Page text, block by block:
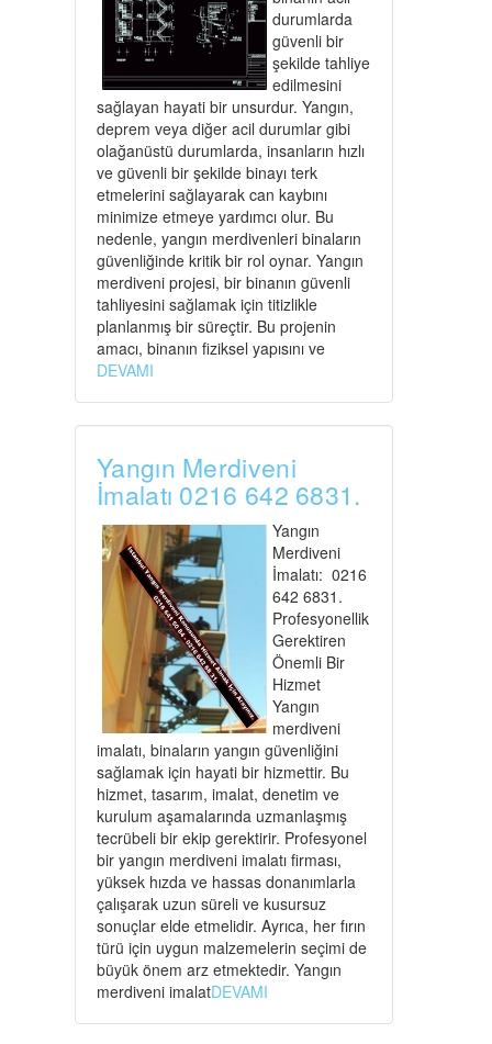
durumlarda
güvenli bir
şekilde tahliye
edilmesini
sağlayan hayati bir unsurdur. Yangın,
deprem veya diğer acil durumlar gibi
olağanüstü durumlarda, insanların hızlı
ve güvenli bir şekilde binayı terk
etmelerini sağlayarak can kaybını
minimize etmeye yardımcı olur. Bu
nedenle, yangın merdivenleri binaların
güvenliğinde kritik bir rol oynar. Yangın
merdiveni projesi, bir binanın güvenli
tahliyesini sağlamak için titizlikle
planlanmış bir süreçtir. Bu projenin
amacı, binanın fiziksel yapısını ve
DEVAMI
Yangın Merdiveni
İmalatı 0216 642 6831.
Yangın
Merdiveni
İmalatı: 0216
642 6831.
Profesyonellik
Gerektiren
Önemli Bir
Hizmet
Yangın
merdiveni
imalatı, binaların yangın güvenliğini
sağlamak için hayati bir hizmettir. Bu
hizmet, tasarım, imalat, denetim ve
kurulum aşamalarında uzmanlaşmış
tecrübeli bir ekip gerektirir. Profesyonel
bir yangın merdiveni imalatı firması,
yüksek hızda ve hassas donanımlarla
çalışarak uzun süreli ve kusursuz
sonuçlar elde etmelidir. Ayrıca, her fırın
türü için uygun malzemelerin seçimi de
büyük önem arz etmektedir. Yangın
merdiveni imalatDEVAMI